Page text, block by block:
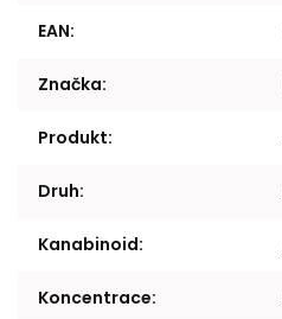
EAN:
Značka:
Produkt:
Druh:
Kanabinoid:
Koncentrace: